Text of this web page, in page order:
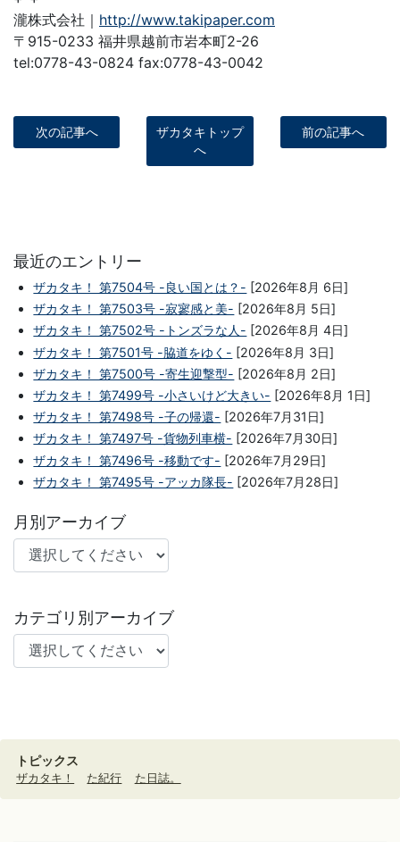
瀧株式会社｜ http://www.takipaper.com
〒915-0233 福井県越前市岩本町2-26
tel:0778-43-0824 fax:0778-43-0042
次の記事へ
ザカタキトップ
へ
前の記事へ
最近のエントリー
ザカタキ！ 第7504号 -良い国とは？- [2026年8月 6日]
ザカタキ！ 第7503号 -寂寥感と美- [2026年8月 5日]
ザカタキ！ 第7502号 -トンズラな人- [2026年8月 4日]
ザカタキ！ 第7501号 -脇道をゆく- [2026年8月 3日]
ザカタキ！ 第7500号 -寄生迎撃型- [2026年8月 2日]
ザカタキ！ 第7499号 -小さいけど大きい- [2026年8月 1日]
ザカタキ！ 第7498号 -子の帰還- [2026年7月31日]
ザカタキ！ 第7497号 -貨物列車横- [2026年7月30日]
ザカタキ！ 第7496号 -移動です- [2026年7月29日]
ザカタキ！ 第7495号 -アッカ隊長- [2026年7月28日]
月別アーカイブ
カテゴリ別アーカイブ
トピックス
ザカタキ！ た紀行 た日誌。